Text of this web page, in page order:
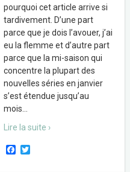
pourquoi cet article arrive si
tardivement. D’une part
parce que je dois l’avouer, j’ai
eu la flemme et d’autre part
parce que la mi-saison qui
concentre la plupart des
nouvelles séries en janvier
s’est étendue jusqu’au
mois
Lire la suite ›
F